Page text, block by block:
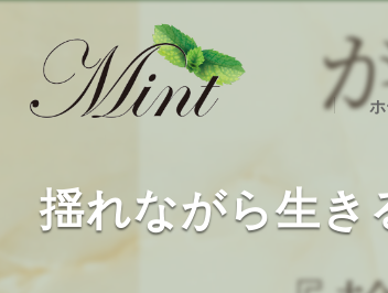
揺れながら生き